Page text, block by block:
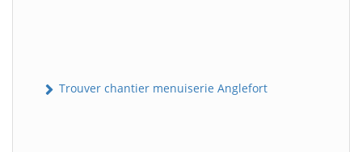
Trouver chantier menuiserie Anglefort